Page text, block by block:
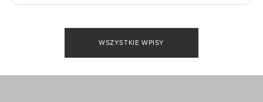
WSZYSTKIE WPISY